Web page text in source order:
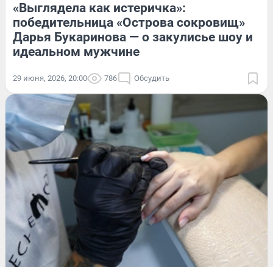
«Выглядела как истеричка»:
победительница «Острова сокровищ»
Дарья Букаринова — о закулисье шоу и
идеальном мужчине
29 июня, 2026, 20:00 786 Обсудить